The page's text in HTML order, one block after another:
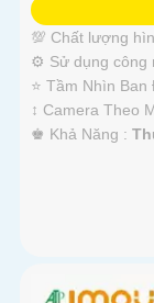
💯 Chất lượng
⚙ Sử dụng công
⭐ Tầm Nhìn Ban
↕️ Camera Theo
️♚ Khả Năng :